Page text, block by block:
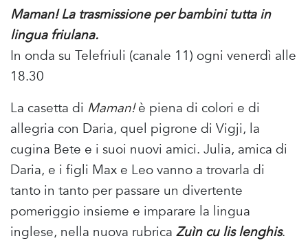
Maman! La trasmissione per bambini tutta in
lingua friulana.
In onda su Telefriuli (canale 11) ogni venerdì alle
18.30
La casetta di Maman!è piena di colori e di
allegria con Daria, quel pigrone di Vigji, la
cugina Bete e i suoi nuovi amici. Julia, amica di
Daria, e i figli Max e Leo vanno a trovarla di
tanto in tanto per passare un divertente
pomeriggio insieme e imparare la lingua
inglese, nella nuova rubrica Zuìn cu lis lenghis.